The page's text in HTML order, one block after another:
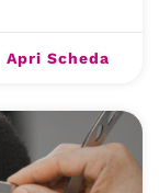
Apri Scheda